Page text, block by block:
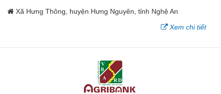
Xã Hưng Thông, huyện Hưng Nguyên, tỉnh Nghệ An
Xem chi tiết